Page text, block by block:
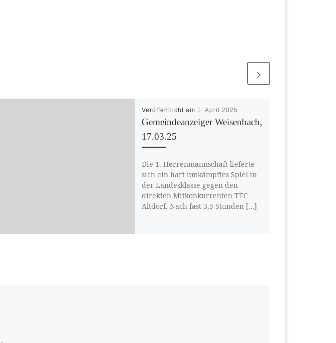
Veröffentlicht am 1. April 2025
Gemeindeanzeiger Weisenbach,
17.03.25
Die 1. Herrenmannschaft lieferte
sich ein hart umkämpftes Spiel in
der Landesklasse gegen den
direkten Mitkonkurrenten TTC
Altdorf. Nach fast 3,5 Stunden […]